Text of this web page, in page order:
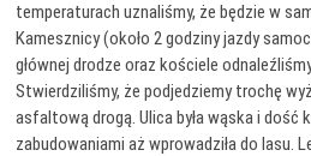
temperaturach uznaliśmy, że będzie w
Kamesznicy (około 2 godziny jazdy
głównej drodze oraz kościele
Stwierdziliśmy, że podjedziemy trochę
asfaltową drogą. Ulica była wąska i dość
zabudowaniami aż wprowadziła do lasu.